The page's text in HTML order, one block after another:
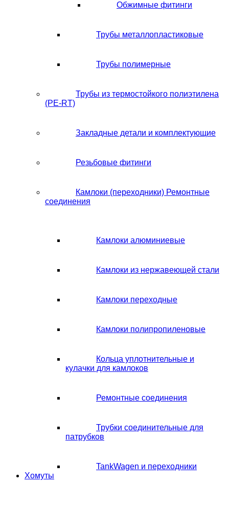
Обжимные фитинги
Трубы металлопластиковые
Трубы полимерные
Трубы из термостойкого полиэтилена
(PE-RT)
Закладные детали и комплектующие
Резьбовые фитинги
Камлоки (переходники) Ремонтные
соединения
Камлоки алюминиевые
Камлоки из нержавеющей стали
Камлоки переходные
Камлоки полипропиленовые
Кольца уплотнительные и
кулачки для камлоков
Ремонтные соединения
Трубки соединительные для
патрубков
TankWagen и переходники
Хомуты